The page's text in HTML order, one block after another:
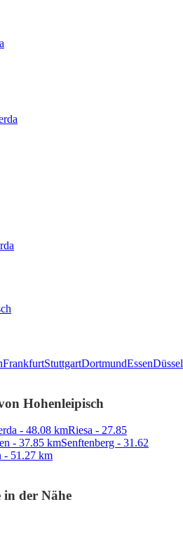
FrankfurtStuttgartDortmundEssen
Hohenleipisch
- 48.08 kmRiesa - 27.85
- 37.85 kmSenftenberg - 31.62
- 51.27 km
in der Nähe